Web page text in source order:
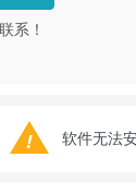
系！
软件无法
非常优秀的远程